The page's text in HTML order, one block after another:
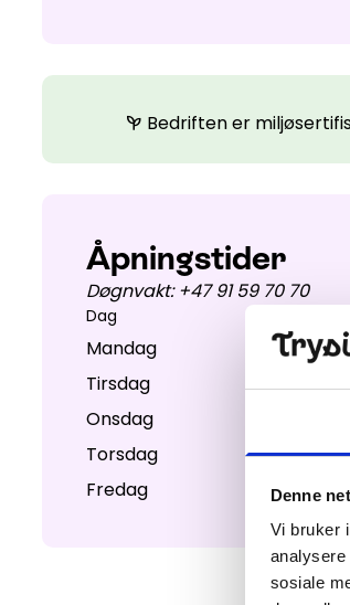
Denne
Vi bruker
sosiale
psychiatry Bedriften er
Åpningstider
Døgnvakt: +47 91 59 70 70
Dag
Mandag
08:00 -
Tirsdag
08:00 -
Onsdag
Torsdag
08:00 -
Fredag
08:00 -